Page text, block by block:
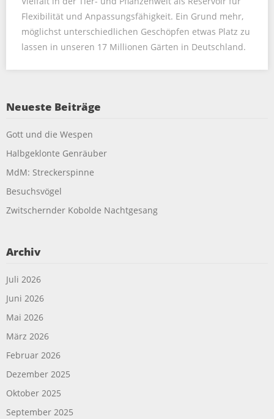
Flexibilität und Anpassungsfähigkeit. Ein Grund mehr,
möglichst unterschiedlichen Geschöpfen etwas Platz zu
lassen in unseren 17 Millionen Gärten in Deutschland.
Neueste Beiträge
Gott und die Wespen
Halbgeklonte Genräuber
MdM: Streckerspinne
Besuchsvögel
Zwitschernder Kobolde Nachtgesang
Archiv
Juli 2026
Juni 2026
Mai 2026
März 2026
Februar 2026
Dezember 2025
Oktober 2025
September 2025